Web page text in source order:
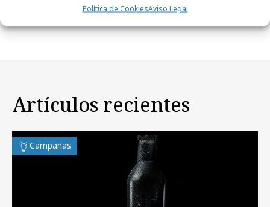
Política de CookiesAviso Legal
Artículos recientes
Campañas